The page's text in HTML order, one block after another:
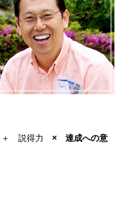
＋ 説得力 × 達成への意